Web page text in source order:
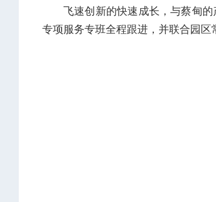
飞速创新的快速成长，与蔡甸
专项服务专班全程跟进，并联合园区